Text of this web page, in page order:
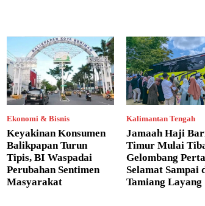
Ekonomi & Bisnis
Keyakinan Konsumen
Balikpapan Turun
Tipis, BI Waspadai
Perubahan Sentimen
Masyarakat
Kalimantan Tengah
Jamaah Haji
Timur Mulai
Gelombang
Selamat Sampai
Tamiang Layang